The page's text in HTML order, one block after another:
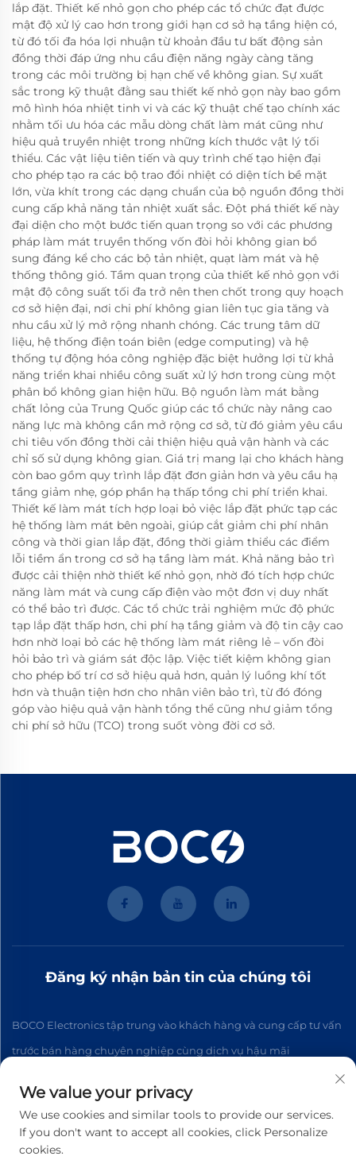
lắp đặt. Thiết kế nhỏ gọn cho phép các tổ chức đạt được
mật độ xử lý cao hơn trong giới hạn cơ sở hạ tầng hiện có,
từ đó tối đa hóa lợi nhuận từ khoản đầu tư bất động sản
đồng thời đáp ứng nhu cầu điện năng ngày càng tăng
trong các môi trường bị hạn chế về không gian. Sự xuất
sắc trong kỹ thuật đằng sau thiết kế nhỏ gọn này bao gồm
mô hình hóa nhiệt tinh vi và các kỹ thuật chế tạo chính xác
nhằm tối ưu hóa các mẫu dòng chất làm mát cũng như
hiệu quả truyền nhiệt trong những kích thước vật lý tối
thiểu. Các vật liệu tiên tiến và quy trình chế tạo hiện đại
cho phép tạo ra các bộ trao đổi nhiệt có diện tích bề mặt
lớn, vừa khít trong các dạng chuẩn của bộ nguồn đồng thời
cung cấp khả năng tản nhiệt xuất sắc. Đột phá thiết kế này
đại diện cho một bước tiến quan trọng so với các phương
pháp làm mát truyền thống vốn đòi hỏi không gian bổ
sung đáng kể cho các bộ tản nhiệt, quạt làm mát và hệ
thống thông gió. Tầm quan trọng của thiết kế nhỏ gọn với
mật độ công suất tối đa trở nên then chốt trong quy hoạch
cơ sở hiện đại, nơi chi phí không gian liên tục gia tăng và
nhu cầu xử lý mở rộng nhanh chóng. Các trung tâm dữ
liệu, hệ thống điện toán biên (edge computing) và hệ
thống tự động hóa công nghiệp đặc biệt hưởng lợi từ khả
năng triển khai nhiều công suất xử lý hơn trong cùng một
phân bổ không gian hiện hữu. Bộ nguồn làm mát bằng
chất lỏng của Trung Quốc giúp các tổ chức này nâng cao
năng lực mà không cần mở rộng cơ sở, từ đó giảm yêu cầu
chi tiêu vốn đồng thời cải thiện hiệu quả vận hành và các
chỉ số sử dụng không gian. Giá trị mang lại cho khách hàng
còn bao gồm quy trình lắp đặt đơn giản hơn và yêu cầu hạ
tầng giảm nhẹ, góp phần hạ thấp tổng chi phí triển khai.
Thiết kế làm mát tích hợp loại bỏ việc lắp đặt phức tạp các
hệ thống làm mát bên ngoài, giúp cắt giảm chi phí nhân
công và thời gian lắp đặt, đồng thời giảm thiểu các điểm
lỗi tiềm ẩn trong cơ sở hạ tầng làm mát. Khả năng bảo trì
được cải thiện nhờ thiết kế nhỏ gọn, nhờ đó tích hợp chức
năng làm mát và cung cấp điện vào một đơn vị duy nhất
có thể bảo trì được. Các tổ chức trải nghiệm mức độ phức
tạp lắp đặt thấp hơn, chi phí hạ tầng giảm và độ tin cậy cao
hơn nhờ loại bỏ các hệ thống làm mát riêng lẻ – vốn đòi
hỏi bảo trì và giám sát độc lập. Việc tiết kiệm không gian
cho phép bố trí cơ sở hiệu quả hơn, quản lý luồng khí tốt
hơn và thuận tiện hơn cho nhân viên bảo trì, từ đó đóng
góp vào hiệu quả vận hành tổng thể cũng như giảm tổng
chi phí sở hữu (TCO) trong suốt vòng đời cơ sở.
Đăng ký nhận bản tin của chúng tôi
BOCO Electronics tập trung vào khách hàng và cung cấp tư vấn
trước bán hàng chuyên nghiệp cùng dịch vụ hậu mãi
We value your privacy
We use cookies and similar tools to provide our services.
If you don't want to accept all cookies, click Personalize
cookies.